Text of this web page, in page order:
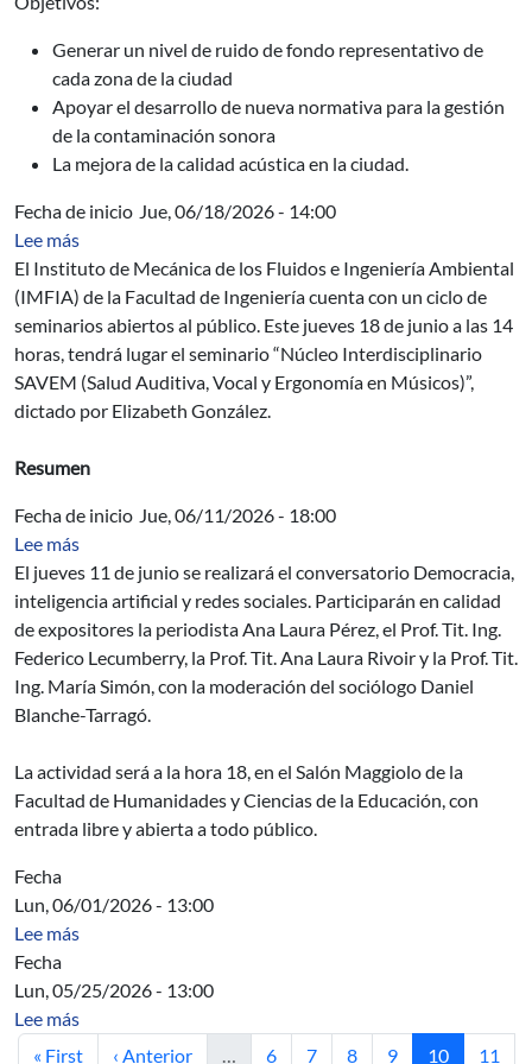
Generar un nivel de ruido de fondo representativo de
cada zona de la ciudad
Apoyar el desarrollo de nueva normativa para la gestión
de la contaminación sonora
La mejora de la calidad acústica en la ciudad.
Fecha de inicio Jue, 06/18/2026 - 14:00
Lee mássobre Seminario del IMFIA: Núcleo Interdisciplinario
El Instituto de Mecánica de los Fluidos e Ingeniería Ambiental
(IMFIA) de la Facultad de Ingeniería cuenta con un ciclo de
seminarios abiertos al público. Este jueves 18 de junio a las 14
horas, tendrá lugar el seminario “Núcleo Interdisciplinario
SAVEM (Salud Auditiva, Vocal y Ergonomía en Músicos)”,
dictado por Elizabeth González.
Resumen
Fecha de inicio Jue, 06/11/2026 - 18:00
Lee mássobre Conversatorio Democracia, inteligencia artificial
El jueves 11 de junio se realizará el conversatorio Democracia,
inteligencia artificial y redes sociales. Participarán en calidad
de expositores la periodista Ana Laura Pérez, el Prof. Tit. Ing.
Federico Lecumberry, la Prof. Tit. Ana Laura Rivoir y la Prof. Tit.
Ing. María Simón, con la moderación del sociólogo Daniel
Blanche-Tarragó.
La actividad será a la hora 18, en el Salón Maggiolo de la
Facultad de Humanidades y Ciencias de la Educación, con
entrada libre y abierta a todo público.
Fecha
Lun, 06/01/2026 - 13:00
Lee mássobre Acta Directiva
Fecha
Lun, 05/25/2026 - 13:00
Lee mássobre Acta Directiva
Primera página
« First Página anterior
‹ Anterior … Página
6 Página
7 Página
8 Página
9 Página
10 Página
11